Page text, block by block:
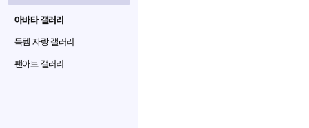
아바타 갤러리
득템 자랑 갤러리
팬아트 갤러리